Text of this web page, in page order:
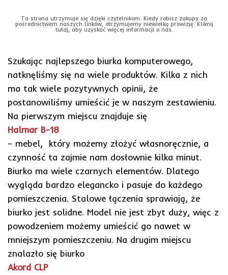
Ta strona utrzymuje się dzięki czytelnikom. Kiedy robisz zakupy za
pośrednictwem naszych linków, otrzymujemy niewielką prowizję. Kliknij
tutaj, aby uzyskać więcej informacji o nas.
Szukając najlepszego biurka komputerowego,
natknęliśmy się na wiele produktów. Kilka z nich
ma tak wiele pozytywnych opinii, że
postanowiliśmy umieścić je w naszym zestawieniu.
Na pierwszym miejscu znajduje się
Halmar B-18
– mebel, który możemy złożyć własnoręcznie, a
czynność ta zajmie nam dosłownie kilka minut.
Biurko ma wiele czarnych elementów. Dlatego
wygląda bardzo elegancko i pasuje do każdego
pomieszczenia. Stalowe łączenia sprawiają, że
biurko jest solidne. Model nie jest zbyt duży, więc z
powodzeniem możemy umieścić go nawet w
mniejszym pomieszczeniu. Na drugim miejscu
znalazło się biurko
Akord CLP